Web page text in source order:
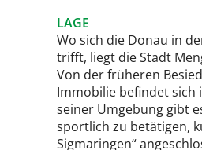
LAGE
Wo sich die Donau in
trifft, liegt die Stadt
Von der früheren
Immobilie befindet sich
seiner Umgebung gibt
sportlich zu betätigen,
Sigmaringen“